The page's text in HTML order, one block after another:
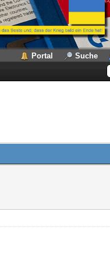
Portal Suche